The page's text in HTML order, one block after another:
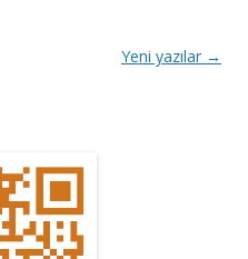
Yeni yazılar →